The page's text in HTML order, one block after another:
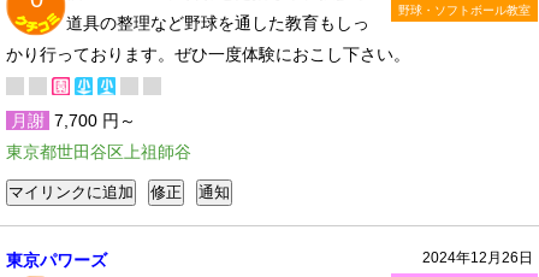
野球・ソフトボール教室
道具の整理など野球を通した教育もしっ
かり行っております。ぜひ一度体験におこし下さい。
月謝 7,700 円～
東京都世田谷区上祖師谷
2024年12月26日
東京パワーズ